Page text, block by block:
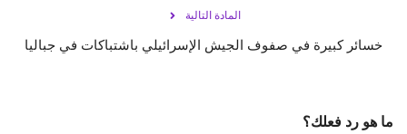
المادة التالية
خسائر كبيرة في صفوف الجيش الإسرائيلي باشتباكات في جباليا
ما هو رد فعلك؟